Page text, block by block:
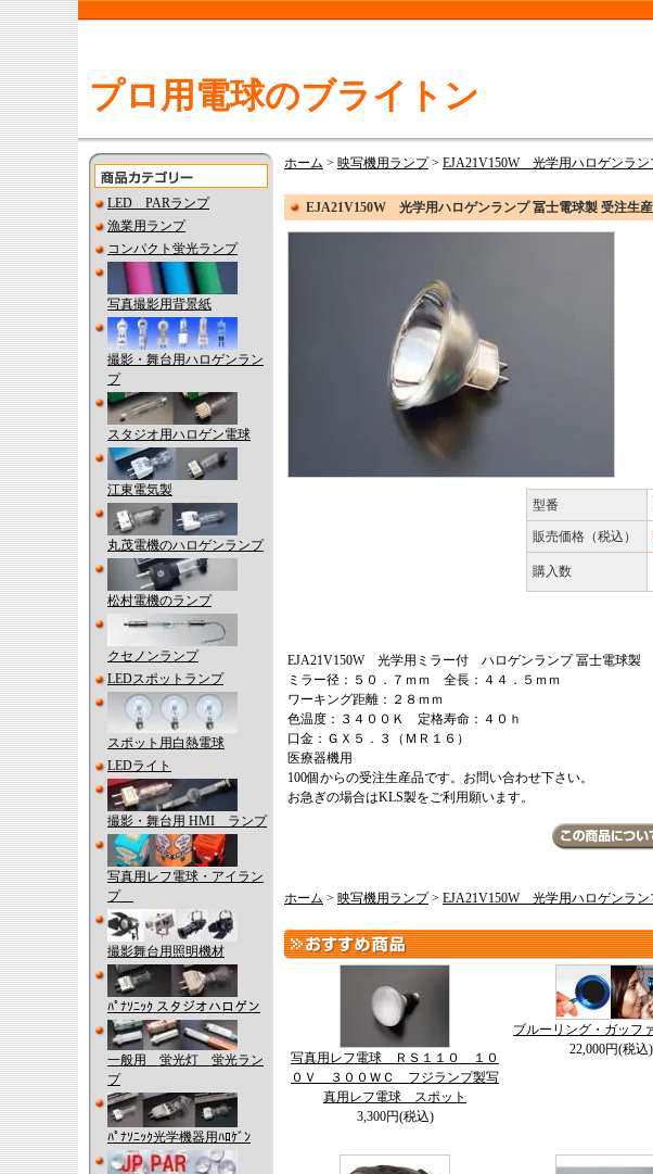
プロ用電球のブライトン
LED PARランプ
漁業用ランプ
コンパクト蛍光ランプ
写真撮影用背景紙
撮影・舞台用ハロゲンラン
プ
スタジオ用ハロゲン電球
江東電気製
丸茂電機のハロゲンランプ
松村電機のランプ
クセノンランプ
LEDスポットランプ
スポット用白熱電球
LEDライト
撮影・舞台用 HMI ランプ
写真用レフ電球・アイラン
プ
撮影舞台用照明機材
ﾊﾟﾅｿﾆｯｸ スタジオハロゲン
一般用 蛍光灯 蛍光ラン
プ
ﾊﾟﾅｿﾆｯｸ光学機器用ﾊﾛｹﾞﾝ
ホーム > 映写機用ランプ> EJA21V150W 光学用ハロゲンラン
EJA21V150W 光学用ハロゲンランプ 冨士電球製 受注生
型番
販売価格（税込）
購入数
EJA21V150W 光学用ミラー付 ハロゲンランプ 冨士電球製
ミラー径：５０．７ｍｍ 全長：４４．５ｍｍ
ワーキング距離：２８ｍｍ
色温度：３４００Ｋ 定格寿命：４０ｈ
口金：ＧＸ５．３（ＭＲ１６）
医療器機用
100個からの受注生産品です。お問い合わせ下さい。
お急ぎの場合はKLS製をご利用願います。
ホーム > 映写機用ランプ> EJA21V150W 光学用ハロゲンラン
写真用レフ電球 ＲＳ１１０ １０
０Ｖ ３００ＷＣ フジランプ製写
真用レフ電球 スポット
3,300円(税込)
ブルーリング・ガッフ
22,000円(税込)